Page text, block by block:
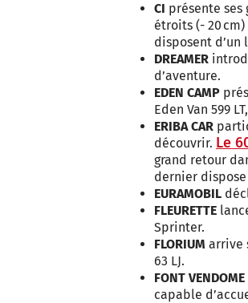
CI présente ses
étroits (- 20
disposent
DREAMER
d’aventure.
EDEN CAMP
Eden Van 599
ERIBA CAR
découvrir. Le
grand retour
dernier
EURAMOBIL
FLEURETTE
Sprinter.
FLORIUM arrive
63 LJ.
FONT VENDOME
capable